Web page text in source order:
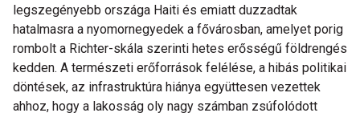
legszegényebb országa Haiti és emiatt duzzadtak
hatalmasra a nyomornegyedek a fővárosban, amelyet porig
rombolt a Richter-skála szerinti hetes erősségű földrengés
kedden. A természeti erőforrások felélése, a hibás politikai
döntések, az infrastruktúra hiánya együttesen vezettek
ahhoz, hogy a lakosság oly nagy számban zsúfolódott